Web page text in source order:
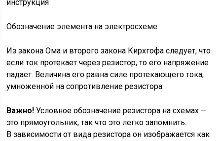
Обозначение элемента на электросхеме
Из закона Ома и второго закона Кирхгофа следует, что
если ток протекает через резистор, то его напряжение
падает. Величина его равна силе протекающего тока,
умноженной на сопротивление резистора.
Важно!Условное обозначение резистора на схемах —
это прямоугольник, так что это легко запомнить.
В зависимости от вида резистора он изображается как